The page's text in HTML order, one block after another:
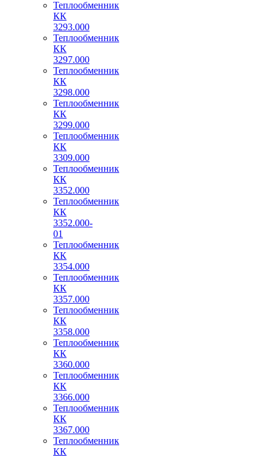
Теплообменник
КК
3293.000
Теплообменник
КК
3297.000
Теплообменник
КК
3298.000
Теплообменник
КК
3299.000
Теплообменник
КК
3309.000
Теплообменник
КК
3352.000
Теплообменник
КК
3352.000-
01
Теплообменник
КК
3354.000
Теплообменник
КК
3357.000
Теплообменник
КК
3358.000
Теплообменник
КК
3360.000
Теплообменник
КК
3366.000
Теплообменник
КК
3367.000
Теплообменник
КК